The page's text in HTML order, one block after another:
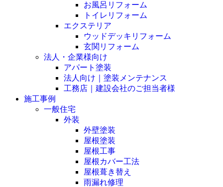
お風呂リフォーム
トイレリフォーム
エクステリア
ウッドデッキリフォーム
玄関リフォーム
法人・企業様向け
アパート塗装
法人向け｜塗装メンテナンス
工務店｜建設会社のご担当者様
施工事例
一般住宅
外装
外壁塗装
屋根塗装
屋根工事
屋根カバー工法
屋根葺き替え
雨漏れ修理